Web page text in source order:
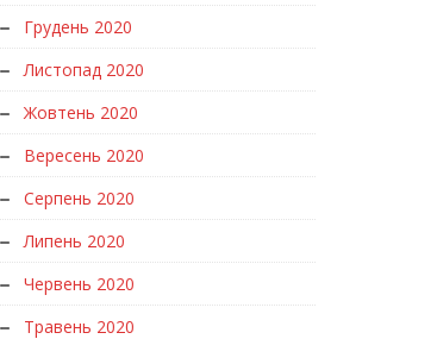
Грудень 2020
Листопад 2020
Жовтень 2020
Вересень 2020
Серпень 2020
Липень 2020
Червень 2020
Травень 2020